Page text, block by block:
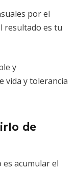
por el
resultado es tu
y
vida y tolerancia
de
acumular el